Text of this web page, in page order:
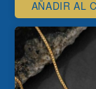
AÑADIR AL